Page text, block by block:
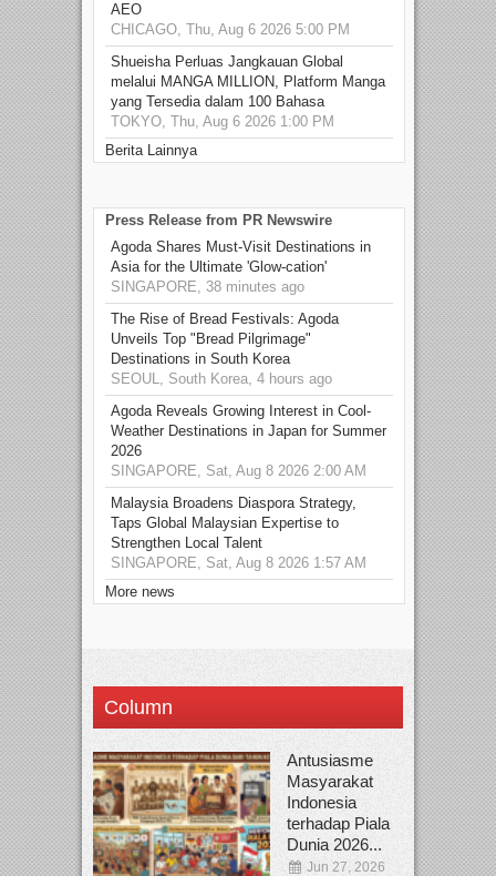
AEO
CHICAGO, Thu, Aug 6 2026 5:00 PM
Shueisha Perluas Jangkauan Global
melalui MANGA MILLION, Platform Manga
yang Tersedia dalam 100 Bahasa
TOKYO, Thu, Aug 6 2026 1:00 PM
Berita Lainnya
Press Release from PR Newswire
Agoda Shares Must-Visit Destinations in
Asia for the Ultimate 'Glow-cation'
SINGAPORE, 38 minutes ago
The Rise of Bread Festivals: Agoda
Unveils Top "Bread Pilgrimage"
Destinations in South Korea
SEOUL, South Korea, 4 hours ago
Agoda Reveals Growing Interest in Cool-
Weather Destinations in Japan for Summer
2026
SINGAPORE, Sat, Aug 8 2026 2:00 AM
Malaysia Broadens Diaspora Strategy,
Taps Global Malaysian Expertise to
Strengthen Local Talent
SINGAPORE, Sat, Aug 8 2026 1:57 AM
More news
Column
Antusiasme
Masyarakat
Indonesia
terhadap Piala
Dunia 2026...
Jun 27, 2026